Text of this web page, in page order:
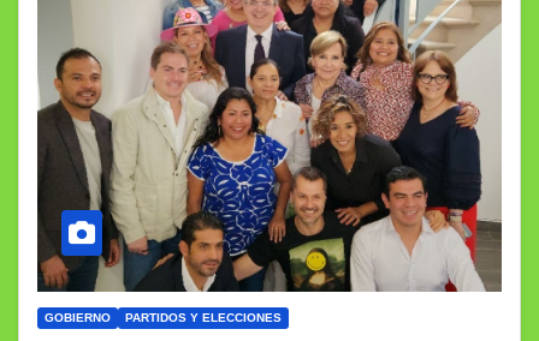
GOBIERNO PARTIDOS Y ELECCIONES